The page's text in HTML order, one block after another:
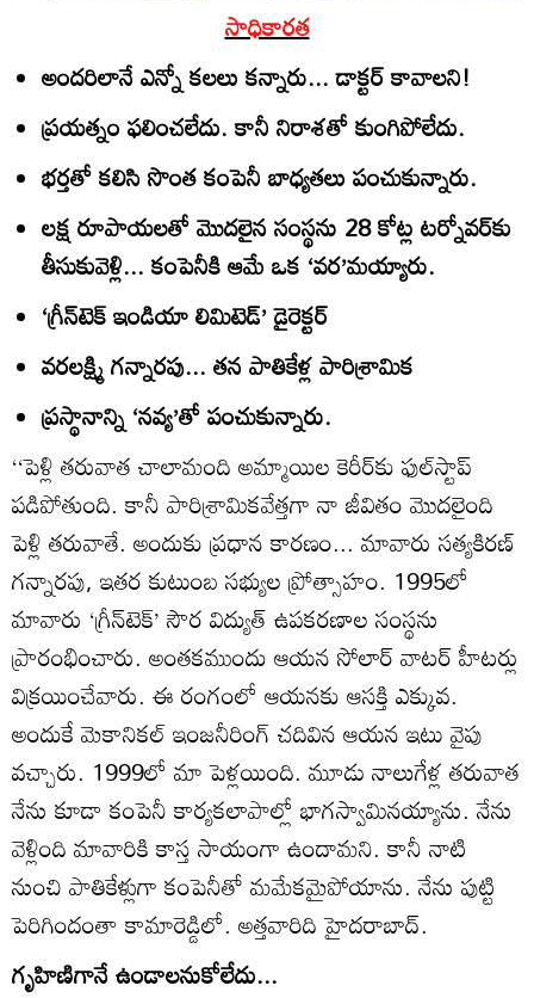
సాధికారత
అందరిలానే ఎన్నో కలలు కన్నారు... డాక్టర్‌ కావాలని!
ప్రయత్నం ఫలించలేదు. కానీ నిరాశతో కుంగిపోలేదు.
భర్తతో కలిసి సొంత కంపెనీ బాధ్యతలు పంచుకున్నారు.
లక్ష రూపాయలతో మొదలైన సంస్థను 28 కోట్ల టర్నోవర్‌కు
తీసుకువెళ్లి... కంపెనీకి ఆమే ఒక ‘వర’మయ్యారు.
‘గ్రీన్‌టెక్‌ ఇండియా లిమిటెడ్‌’ డైరెక్టర్‌
వరలక్ష్మి గన్నారపు... తన పాతికేళ్ల పారిశ్రామిక
ప్రస్థానాన్ని ‘నవ్య’తో పంచుకున్నారు.
‘‘పెళ్లి తరువాత చాలామంది అమ్మాయిల కెరీర్‌కు ఫుల్‌స్టాప్‌
పడిపోతుంది. కానీ పారిశ్రామికవేత్తగా నా జీవితం మొదలైంది
పెళ్లి తరువాతే. అందుకు ప్రధాన కారణం... మావారు సత్యకిరణ్‌
గన్నారపు, ఇతర కుటుంబ సభ్యుల ప్రోత్సాహం. 1995లో
మావారు ‘గ్రీన్‌టెక్‌’ సౌర విద్యుత్‌ ఉపకరణాల సంస్థను
ప్రారంభించారు. అంతకముందు ఆయన సోలార్‌ వాటర్‌ హీటర్లు
విక్రయించేవారు. ఈ రంగంలో ఆయనకు ఆసక్తి ఎక్కువ.
అందుకే మెకానికల్‌ ఇంజనీరింగ్‌ చదివిన ఆయన ఇటు వైపు
వచ్చారు. 1999లో మా పెళ్లయింది. మూడు నాలుగేళ్ల తరువాత
నేను కూడా కంపెనీ కార్యకలాపాల్లో భాగస్వామినయ్యాను. నేను
వెళ్లింది మావారికి కాస్త సాయంగా ఉందామని. కానీ నాటి
నుంచి పాతికేళ్లుగా కంపెనీతో మమేకమైపోయాను. నేను పుట్టి
పెరిగిందంతా కామారెడ్డిలో. అత్తవారిది హైదరాబాద్‌.
గృహిణిగానే ఉండాలనుకోలేదు...